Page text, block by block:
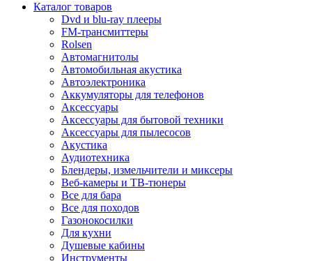
Каталог товаров
Dvd и blu-ray плееры
FM-трансмиттеры
Rolsen
Автомагнитолы
Автомобильная акустика
Автоэлектроника
Аккумуляторы для телефонов
Аксессуары
Аксессуары для бытовой техники
Аксессуары для пылесосов
Акустика
Аудиотехника
Блендеры, измельчители и миксеры
Веб-камеры и ТВ-тюнеры
Все для бара
Все для походов
Газонокосилки
Для кухни
Душевые кабины
Инструменты